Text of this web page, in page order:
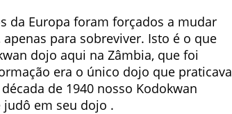
da Europa foram forçados a mudar
para sobreviver. Isto é o que
dojo aqui na Zâmbia, que foi
era o único dojo que praticava
de 1940 nosso Kodokwan
em seu dojo .